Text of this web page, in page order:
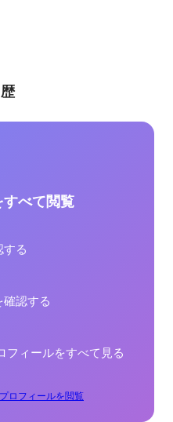
べて閲覧
する
認する
フィールをすべて見る
ロフィールを閲覧